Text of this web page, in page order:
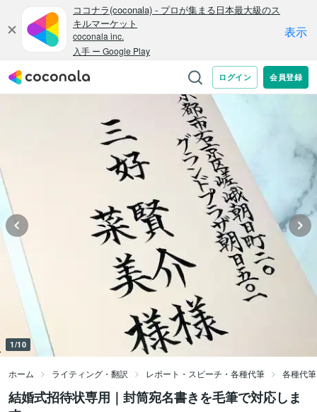
1/10
ホーム ライティング・翻訳 レポート・スピーチ・各種代筆 各種代筆
結婚式招待状専用｜封筒宛名書きを毛筆で対応しま